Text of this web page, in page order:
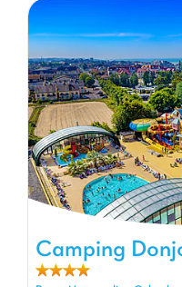
Camping Donjon De Lars,
Camping